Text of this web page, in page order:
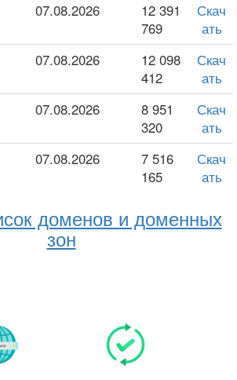
07.08.2026
12 391
769
Скач
ать
07.08.2026
12 098
412
Скач
ать
07.08.2026
8 951
320
Скач
ать
07.08.2026
7 516
165
Скач
ать
доменов и доменных
зон